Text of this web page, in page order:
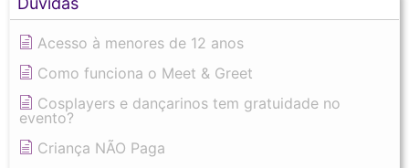
Acesso à menores de 12 anos
Como funciona o Meet & Greet
Cosplayers e dançarinos tem gratuidade no
evento?
Criança NÃO Paga